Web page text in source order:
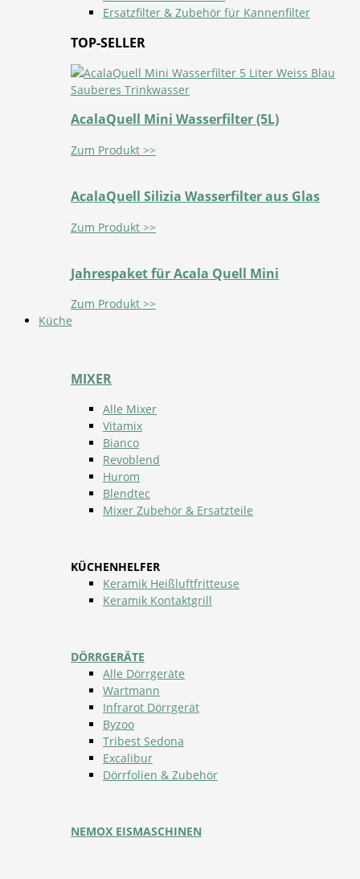
Ersatzfilter & Zubehör für Kannenfilter
TOP-SELLER
AcalaQuell Mini Wasserfilter (5L)
Zum Produkt >>
AcalaQuell Silizia Wasserfilter aus Glas
Zum Produkt >>
Jahrespaket für Acala Quell Mini
Zum Produkt >>
Küche
MIXER
Alle Mixer
Vitamix
Bianco
Revoblend
Hurom
Blendtec
Mixer Zubehör & Ersatzteile
KÜCHENHELFER
Keramik Heißluftfritteuse
Keramik Kontaktgrill
DÖRRGERÄTE
Alle Dörrgeräte
Wartmann
Infrarot Dörrgerät
Byzoo
Tribest Sedona
Excalibur
Dörrfolien & Zubehör
NEMOX EISMASCHINEN